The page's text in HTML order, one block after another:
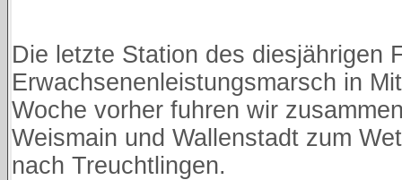
Die letzte Station des diesjährigen
Erwachsenenleistungsmarsch in
Woche vorher fuhren wir
Weismain und Wallenstadt zum
nach Treuchtlingen.